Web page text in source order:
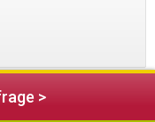
>